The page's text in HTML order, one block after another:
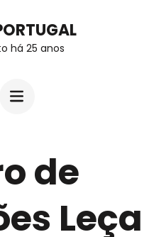
há 25 anos
de
Leça